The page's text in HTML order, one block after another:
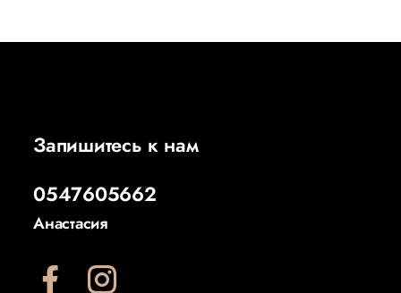
Запишитесь к нам
0547605662
Анастасия